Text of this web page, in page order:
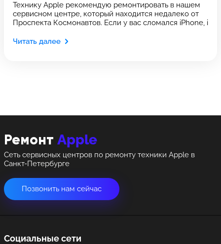
Технику Apple рекомендую ремонтировать в нашем
сервисном центре, который находится недалеко от
Проспекта Космонавтов. Если у вас сломался iPhone, i
Читать далее
Ремонт Apple
Сеть сервисных центров по ремонту техники Apple в
Санкт-Петербурге
Позвонить нам сейчас
Социальные сети
Выберите сервис
+7 (812) 409-39-75
Выберите сервис
8 Красноармейская, 18